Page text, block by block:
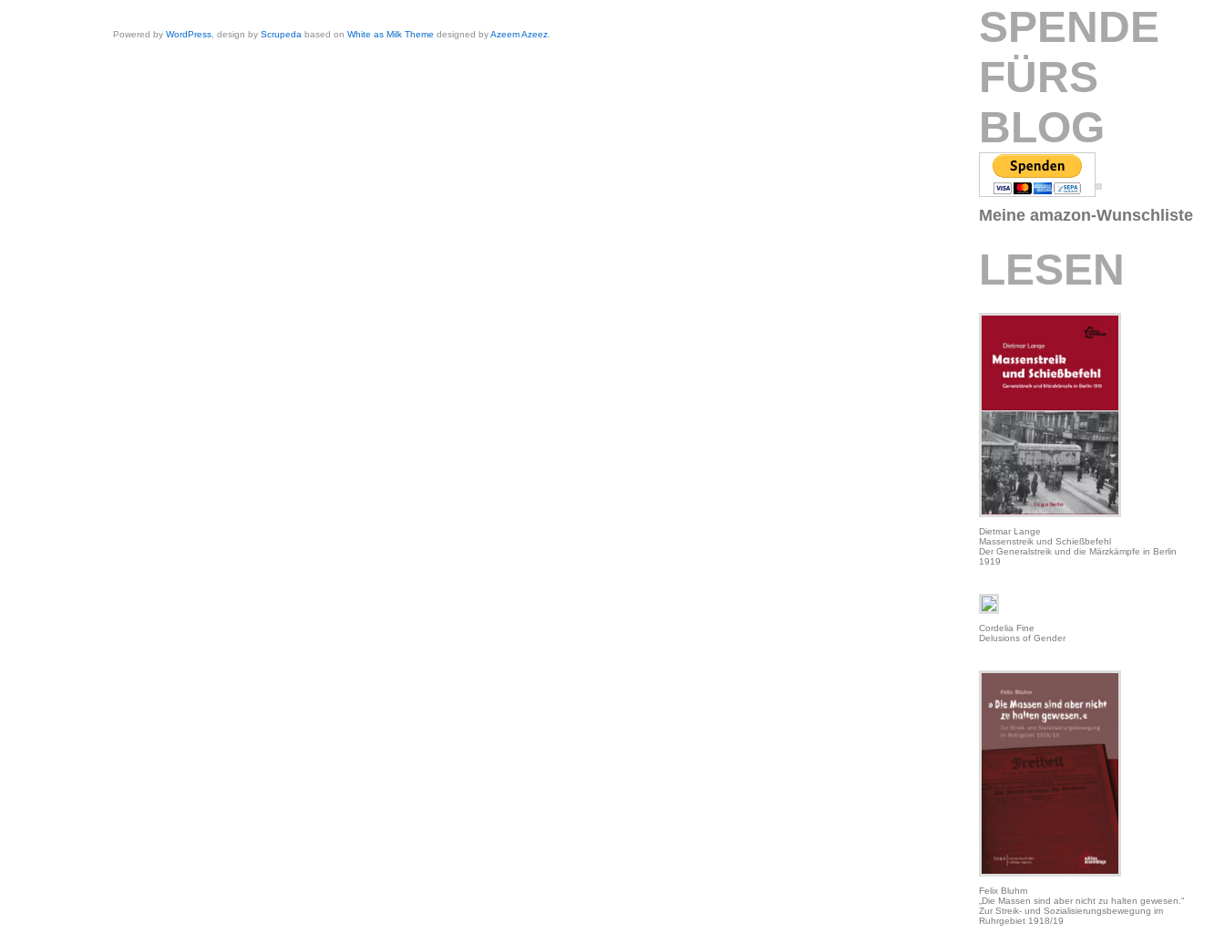
Powered byWordPress , design byScrupeda based onWhite as Milk Theme designed byAzeem Azeez
SPENDE
FÜRS
BLOG
Meine amazon-Wunschliste
LESEN
Dietmar Lange
Massenstreik und Schießbefehl
Der Generalstreik und die Märzkämpfe in Berlin
1919
Cordelia Fine
Delusions of Gender
Felix Bluhm
„Die Massen sind aber nicht zu halten gewesen.“
Zur Streik- und Sozialisierungsbewegung im
Ruhrgebiet 1918/19